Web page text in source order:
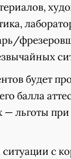
будет
балла
— льготы
ситуации с